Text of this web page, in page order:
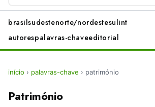
brasilsudestenorte/nordestesulint
autorespalavras-chaveeditorial
início › palavras-chave › património
Património